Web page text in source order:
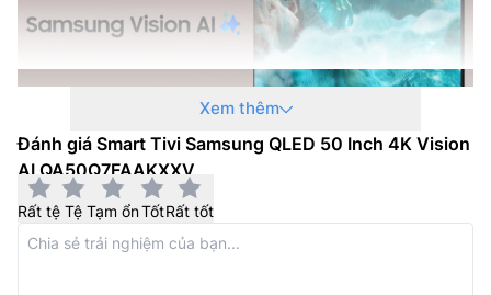
Khối lượng không chân: 9.2 kg
Nhà sản xuất: Samsung
Năm ra mắt: 2025
Samsung Vision AI – Đỉnh cao toàn năng,
thăng hạng toàn diện
Trợ lý giọng nói thông minh:
Xem thêm
Đánh giá Smart Tivi Samsung QLED 50 Inch 4K Vision
AI QA50Q7FAAKXXV
Rất tệ Tệ Tạm ổnTốtRất tốt